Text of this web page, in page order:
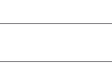
Tbilisi
Ирбид